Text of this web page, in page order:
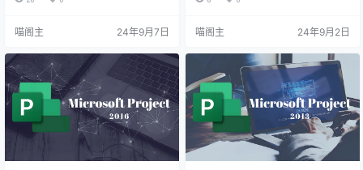
经理和团队在复杂多变的项目环境
高级文档管理和绘图工具，使得用
户创建项目规划和定制过程更加直
观和便捷，可以轻松设…
喵阁主 24年9月7日
019开始软件只能安装在Windows1
能也提升了不少，不再出现崩溃或
卡顿的现象，使用起来更加流畅。
新增了智能自动化功能，可以自…
喵阁主 24年9月2日